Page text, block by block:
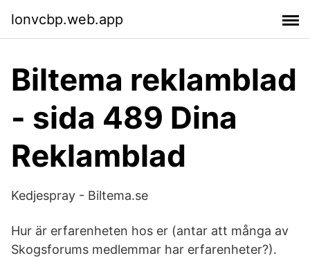
lonvcbp.web.app
Biltema reklamblad
- sida 489 Dina
Reklamblad
Kedjespray - Biltema.se
Hur är erfarenheten hos er (antar att många av
Skogsforums medlemmar har erfarenheter?).